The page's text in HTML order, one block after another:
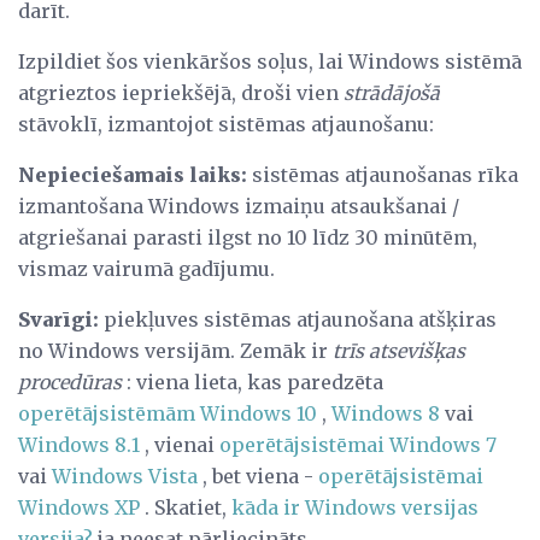
darīt.
Izpildiet šos vienkāršos soļus, lai Windows sistēmā
atgrieztos iepriekšējā, droši vien strādājošā
stāvoklī, izmantojot sistēmas atjaunošanu:
Nepieciešamais laiks: sistēmas atjaunošanas rīka
izmantošana Windows izmaiņu atsaukšanai /
atgriešanai parasti ilgst no 10 līdz 30 minūtēm,
vismaz vairumā gadījumu.
Svarīgi: piekļuves sistēmas atjaunošana atšķiras
no Windows versijām. Zemāk ir trīs atsevišķas
procedūras: viena lieta, kas paredzēta
operētājsistēmām Windows 10 ,Windows 8 vai
Windows 8.1 , vienai operētājsistēmai Windows 7
vaiWindows Vista , bet viena - operētājsistēmai
Windows XP . Skatiet, kāda ir Windows versijas